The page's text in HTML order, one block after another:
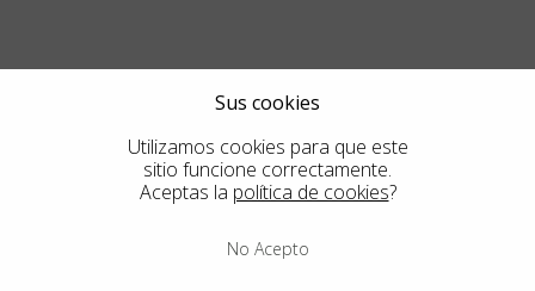
LUMINAR
Sus cookies
Utilizamos cookies para que este
sitio funcione correctamente.
Aceptas la política de cookies?
No Acepto